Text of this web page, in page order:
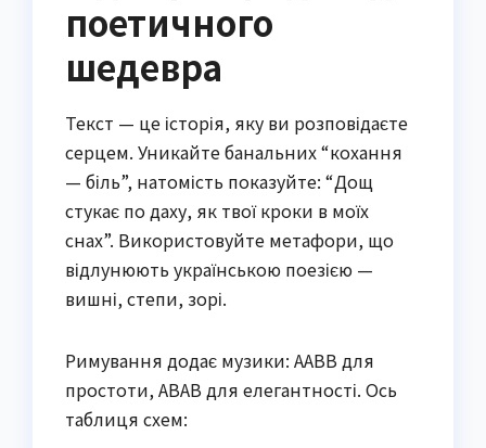
поетичного
шедевра
Текст — це історія, яку ви розповідаєте
серцем. Уникайте банальних “кохання
— біль”, натомість показуйте: “Дощ
стукає по даху, як твої кроки в моїх
снах”. Використовуйте метафори, що
відлунюють українською поезією —
вишні, степи, зорі.
Римування додає музики: AABB для
простоти, ABAB для елегантності. Ось
таблиця схем: